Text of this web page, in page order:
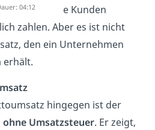
Preis, den die Kunden
zahlen. Aber es ist nicht
den ein Unternehmen
erhält.
hingegen ist der
ohne Umsatzsteuer. Er zeigt,
04:12